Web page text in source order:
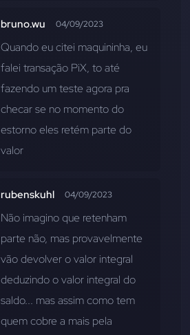
bruno.wu 04/09/2023
Quando eu citei maquininha, eu
falei transação PiX, to até
fazendo um teste agora pra
checar se no momento do
estorno eles retém parte do
valor
rubenskuhl 04/09/2023
Não imagino que retenham
parte não, mas provavelmente
vão devolver o valor integral
deduzindo o valor integral do
saldo... mas assim como tem
quem cobre a mais pela